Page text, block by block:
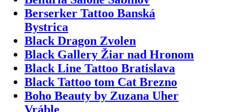
Berserker Tattoo Banská
Bystrica
Black Dragon Zvolen
Black Gallery Žiar nad Hronom
Black Line Tattoo Bratislava
Black Tattoo tom Cat Brezno
Boho Beauty by Zuzana Uher